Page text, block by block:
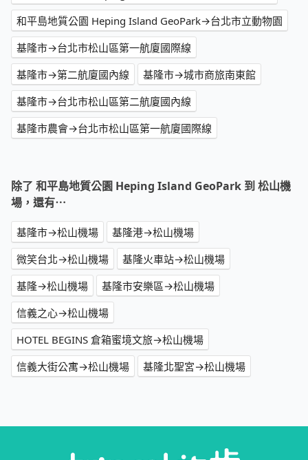
和平島地質公園 Heping Island GeoPark→台北市立動物園
基隆市→台北市松山區第一航廈國際線
基隆市→第二航廈國內線
基隆市→城市商旅南東館
基隆市→台北市松山區第二航廈國內線
基隆市農會→台北市松山區第一航廈國際線
除了 和平島地質公園 Heping Island GeoPark 到 松山機
場，還有⋯
基隆市→松山機場
基隆港→松山機場
微笑台北→松山機場
基隆火車站→松山機場
基隆→松山機場
基隆市安樂區→松山機場
信義之心→松山機場
HOTEL BEGINS 倉箱蜜境文旅→松山機場
信義大街公寓→松山機場
基隆北聖宮→松山機場